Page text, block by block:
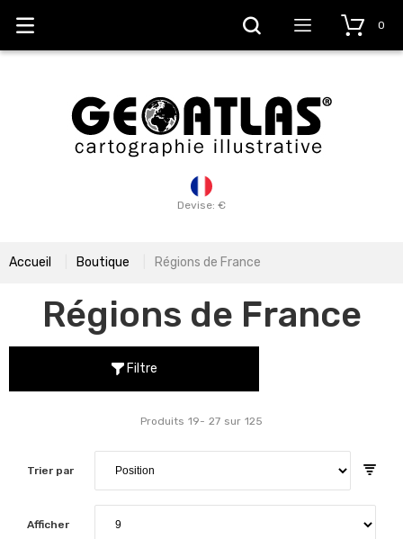
Devise: €
0
Accueil Boutique Régions de France
Régions de France
Filtre
Trier par
Produits 19- 27 sur 125
Afficher